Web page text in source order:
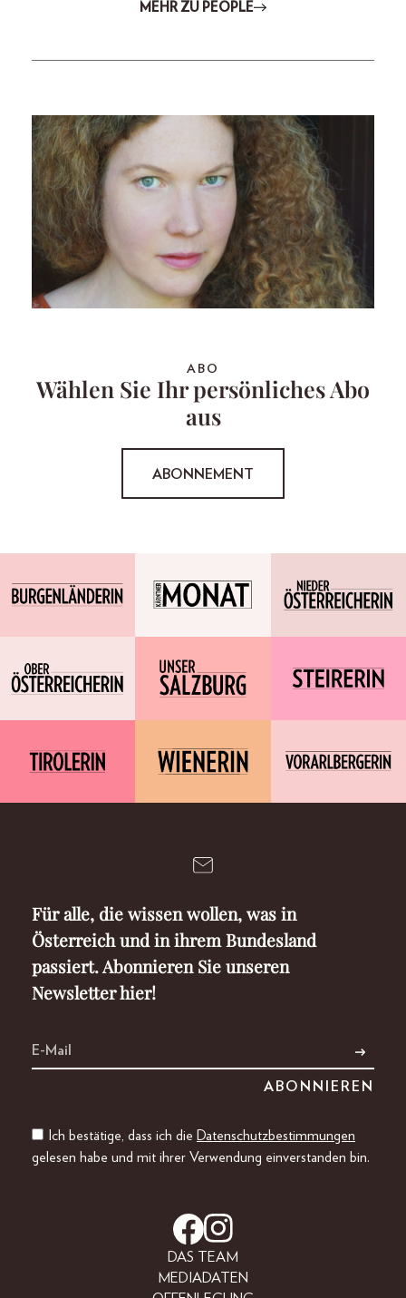
MEHR ZU PEOPLE
ABO
Wählen Sie Ihr persönliches Abo
aus
ABONNEMENT
Für alle, die wissen wollen, was in
Österreich und in ihrem Bundesland
passiert. Abonnieren Sie unseren
Newsletter hier!
Ich bestätige, dass ich die Datenschutzbestimmungen
gelesen habe und mit ihrer Verwendung einverstanden bin.
DAS TEAM
MEDIADATEN